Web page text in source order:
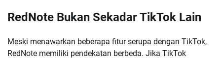
RedNote Bukan Sekadar TikTok Lain
Meski menawarkan beberapa fitur serupa dengan TikTok,
RedNote memiliki pendekatan berbeda. Jika TikTok